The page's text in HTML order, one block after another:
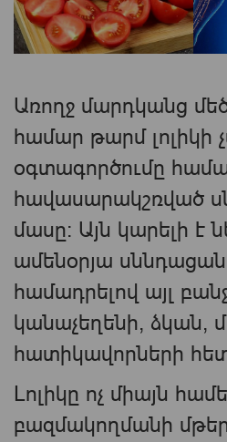
Առողջ մարդկանց
համար թարմ լոլիկի
օգտագործումը
հավասարակշռված
մասը։ Այն կարելի է
ամենօրյա
համադրելով այլ
կանաչեղենի, ձկան,
հատիկավորների
Լոլիկը ոչ միայն
բազմակողմանի